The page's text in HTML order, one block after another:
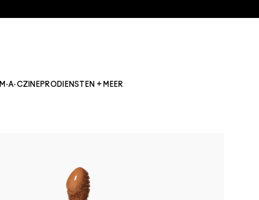
M·A·CZINE PRO DIENSTEN + MEER